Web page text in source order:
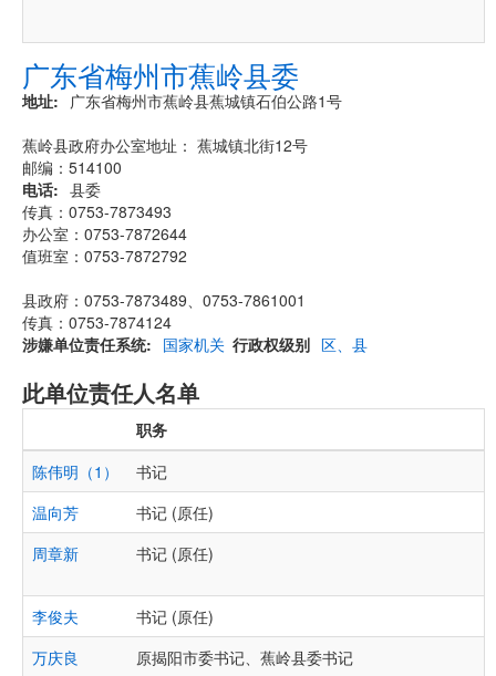
广东省梅州市蕉岭县委
地址
广东省梅州市蕉岭县蕉城镇石伯公路1号
蕉岭县政府办公室地址： 蕉城镇北街12号
邮编：514100
电话
县委
传真：0753-7873493
办公室：0753-7872644
值班室：0753-7872792
县政府：0753-7873489、0753-7861001
传真：0753-7874124
涉嫌单位责任系统
国家机关 行政权级别 区、县
此单位责任人名单
职务
陈伟明（1）
书记
温向芳
书记 (原任)
周章新
书记 (原任)
李俊夫
书记 (原任)
万庆良
原揭阳市委书记、蕉岭县委书记